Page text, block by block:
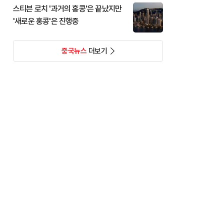
스티븐 로치 '과거의 홍콩'은 끝났지만
'새로운 홍콩'은 진행중
중국뉴스더보기